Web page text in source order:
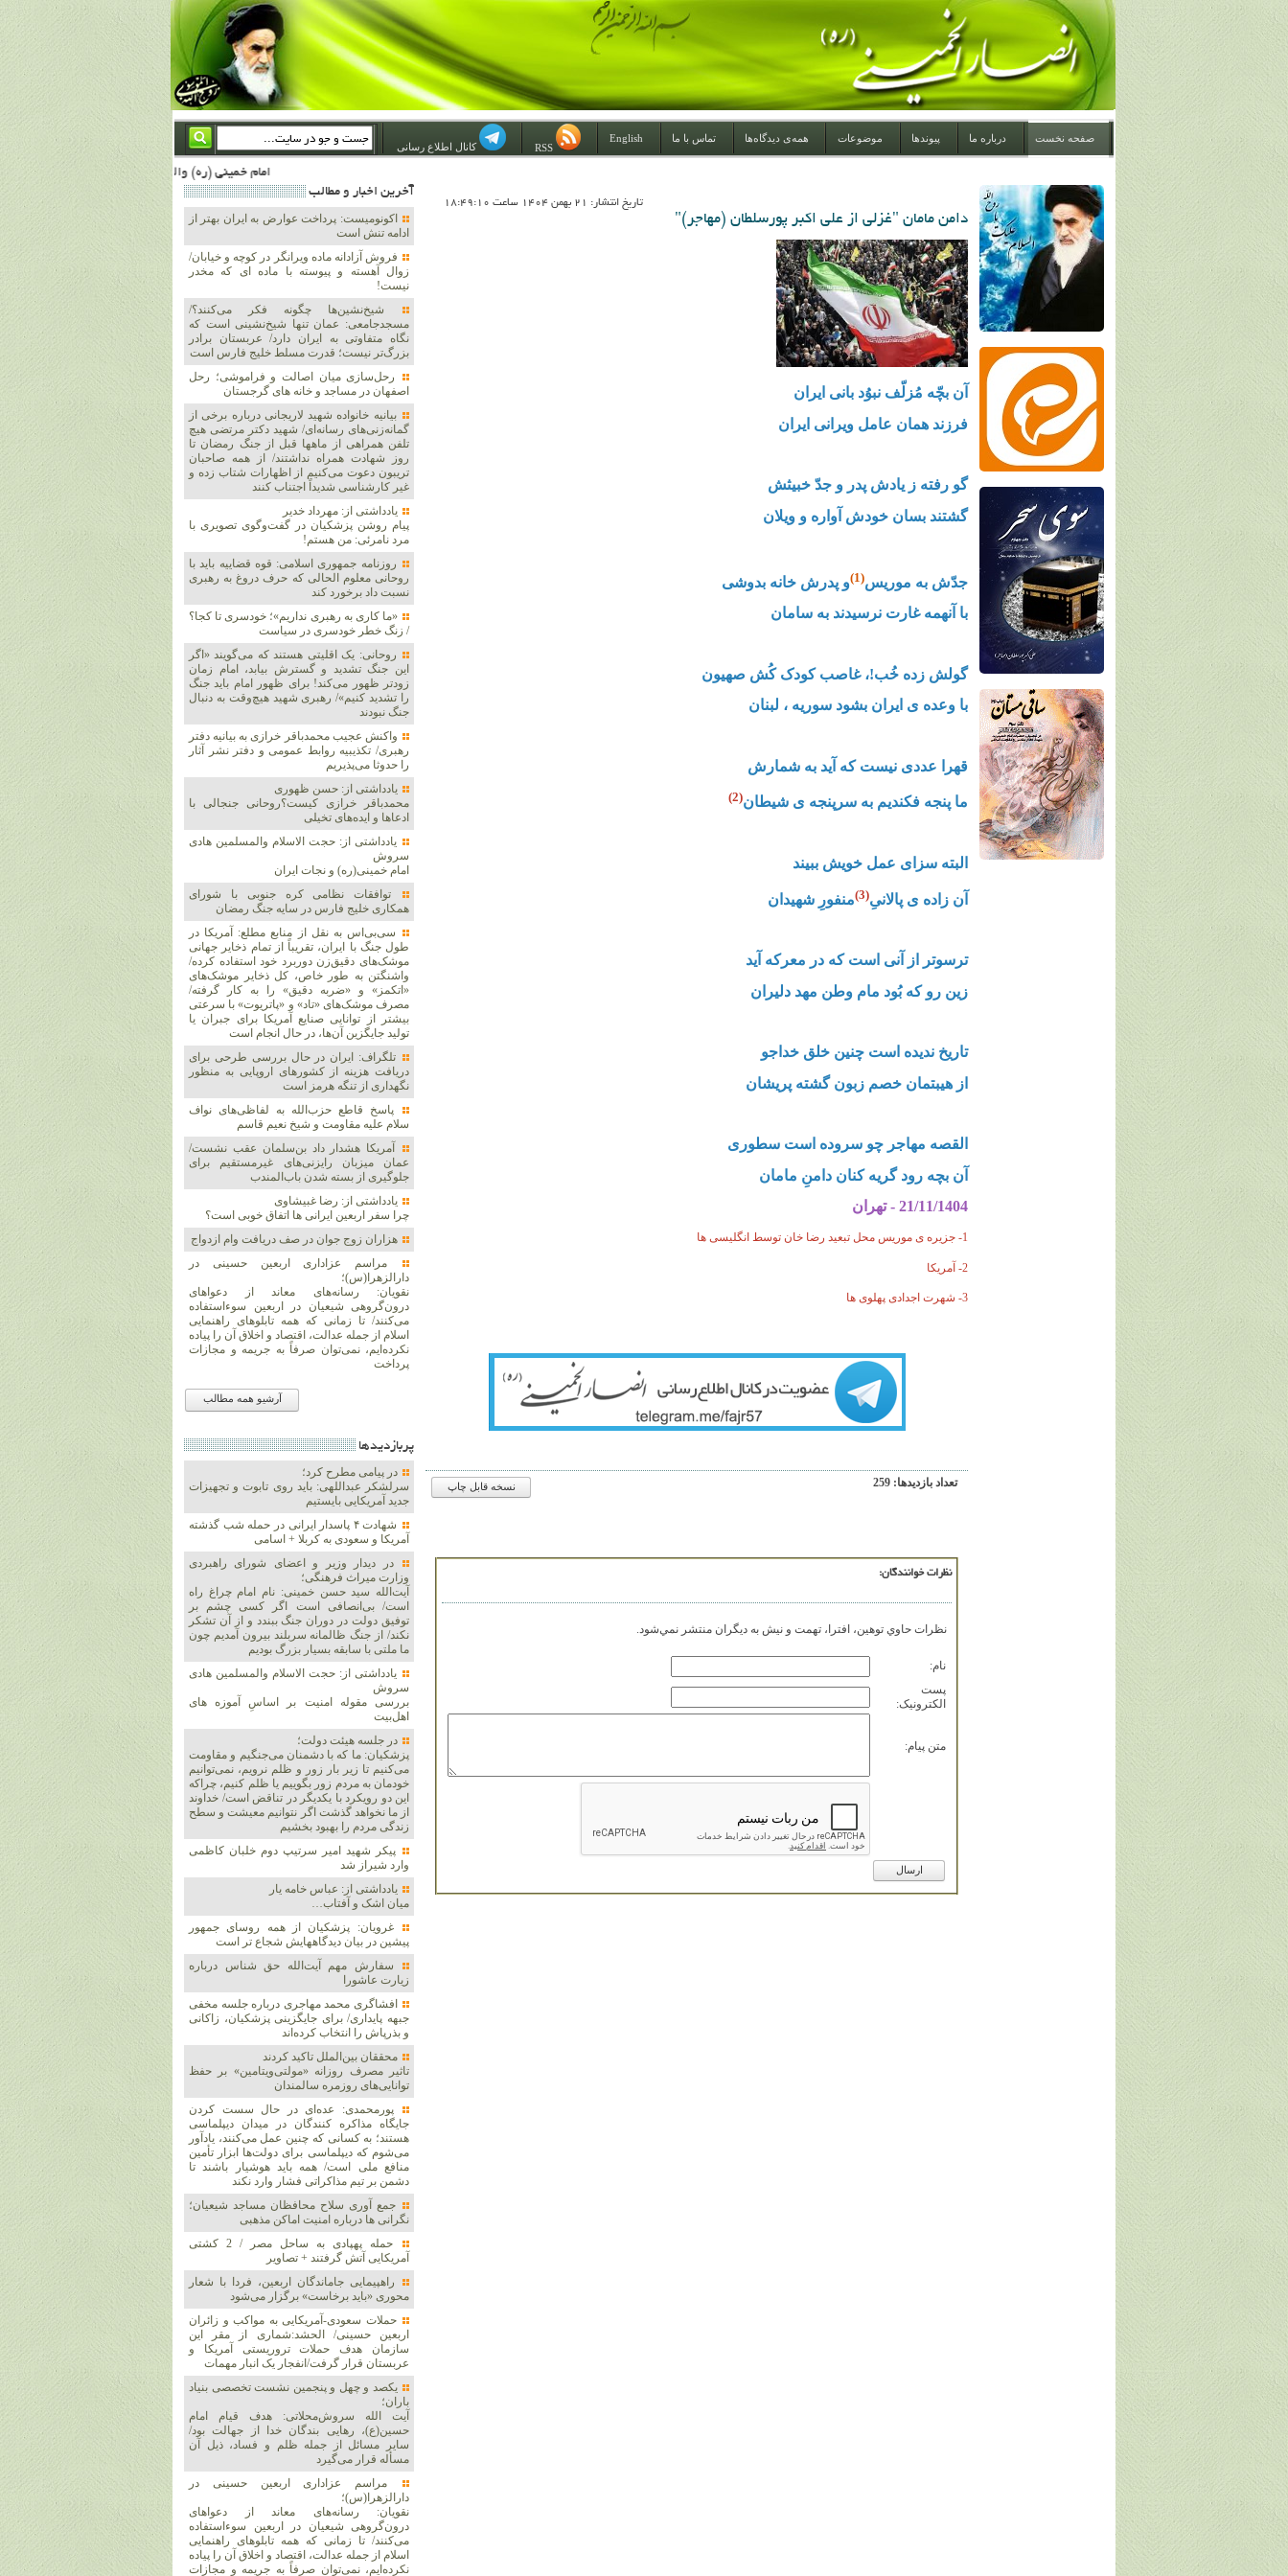
صفحه نخست درباره ما پیوندها موضوعات همه‌ی دیدگاه‌ها تماس با ما
English
کانال اطلاع رسانی
امام خمینی (ره) والله اسلام تمامش سیاست است؛ ***** امام شهید: به گفتار امام و کردار امام اهتمام بورزید ***** امام خمینی(ره): ان شاء الله ما اندوه دلمان را در وقت مناسب با انتقام از امریکا و آل سعود برطرف خواهیم ساخت و داغ و حسرت حلاوت این جنایت بزرگ را بر دلشان خواهیم نهاد 1367/4/29 ***** امام خمینی(رحمة الله علیه) : حکومت آل سعود، این وهابیهای پست بیخبر از خدا بسان خنجرند که همیشه از پشت در قلب مسلمانان فرو رفته‌اند 1366/5/12***** امام خمینی (ره) شهادت در راه خدا مسئله ای نیست که
تاريخ انتشار: 21 بهمن 1404 ساعت 18:49:10
دامن مامان "غزلی از علی اکبر پورسلطان (مهاجر)"
آن بچّه مُزلّف نبوُد بانی ایران
فرزند همان عامل ویرانی ایران
گو رفته ز یادش پدر و جدّ خبیثش
گشتند بسان خودش آواره و ویلان
جدّش به موریس(1)
و پدرش خانه بدوشی
با آنهمه غارت نرسیدند به سامان
گولش زده خُب!، غاصب کودک کُش صهیون
با وعده ی ایران بشود سوریه ، لبنان
قهرا عددی نیست که آید به شمارش
ما پنجه فکندیم به سرپنجه ی شیطان(2)
البته سزای عمل خویش ببیند
آن زاده ی پالانیِ(3) منفورِ شهیدان
ترسوتر از آنی است که در معرکه آید
زین رو که بُود مام وطن مهد دلیران
تاریخ ندیده است چنین خلق خداجو
از هیبتمان خصم زبون گشته پریشان
القصه مهاجر چو سروده است سطوری
آن بچه رود گریه کنان دامنِ مامان
21/11/1404 - تهران
1- جزیره ی موریس محل تبعید رضا خان توسط انگلیسی ها
2- آمریکا
3- شهرت اجدادی پهلوی ها
تعداد بازديدها: 259 نسخه قابل چاپ
نظرات خوانندگان:
نظرات حاوي توهين، افترا، تهمت و نيش به ديگران منتشر نمي‌شود.
نام:
پست
الکترونيک:
متن پيام:
آخرين اخبار و مطالب
اکونومیست: پرداخت عوارض به ایران بهتر از
ادامه تنش است
فروش آزادانه ماده ویرانگر در کوچه و خیابان/
زوال آهسته و پیوسته با ماده ای که مخدر
نیست!
شیخ‌نشین‌ها چگونه فکر می‌کنند؟/
مسجدجامعی: عمان تنها شیخ‌نشینی است که
نگاه متفاوتی به ایران دارد/ عربستان برادر
بزرگ‌تر نیست؛ قدرت مسلط خلیج فارس است
رحل‌سازی میان اصالت و فراموشی؛ رحل
اصفهان در مساجد و خانه های گرجستان
بیانیه خانواده شهید لاریجانی درباره برخی از
گمانه‌زنی‌های رسانه‌ای/ شهید دکتر مرتضی هیچ
تلفن همراهی از ماهها قبل از جنگ رمضان تا
روز شهادت همراه نداشتند/ از همه صاحبان
تریبون دعوت می‌کنیم از اظهارات شتاب زده و
غیر کارشناسی شدیداً اجتناب کنند
یادداشتی از: مهرداد خدیر
پیام روشن پزشکیان در گفت‌و‌گوی تصویری با
مرد نامرئی: من هستم!
روزنامه جمهوری اسلامی: قوه قضاییه باید با
روحانی معلوم الحالی که حرف دروغ به رهبری
نسبت داد برخورد کند
«ما کاری به رهبری نداریم»؛ خودسری تا کجا؟
/ زنگ خطر خودسری در سیاست
روحانی: یک اقلیتی هستند که می‌گویند «اگر
این جنگ تشدید و گسترش بیابد، امام زمان
زودتر ظهور می‌کند! برای ظهور امام باید جنگ
را تشدید کنیم»/ رهبری شهید هیچ‌وقت به دنبال
جنگ نبودند
واکنش عجیب محمدباقر خرازی به بیانیه دفتر
رهبری/ تکذیبیه روابط عمومی و دفتر نشر آثار
را حدوثا می‌پذیریم
یادداشتی از: حسن ظهوری
محمدباقر خرازی کیست؟روحانی جنجالی با
ادعاها و ایده‌های تخیلی
یادداشتی از: حجت الاسلام والمسلمین هادی
سروش
امام خمینی(ره) و نجات ایران
توافقات نظامی کره جنوبی با شورای
همکاری خلیج فارس در سایه جنگ رمضان
سی‌بی‌اس به نقل از منابع مطلع: آمریکا در
طول جنگ با ایران، تقریباً از تمام ذخایر جهانی
موشک‌های دقیق‌زن دوربرد خود استفاده کرده/
واشنگتن به طور خاص، کل ذخایر موشک‌های
«اتکمز» و «ضربه دقیق» را به کار گرفته/
مصرف موشک‌های «تاد» و «پاتریوت» با سرعتی
بیشتر از توانایی صنایع آمریکا برای جبران یا
تولید جایگزین آن‌ها، در حال انجام است
تلگراف: ایران در حال بررسی طرحی برای
دریافت هزینه از کشورهای اروپایی به منظور
نگهداری از تنگه هرمز است
پاسخ قاطع حزب‌الله به لفاظی‌های نواف
سلام علیه مقاومت و شیخ نعیم قاسم
آمریکا هشدار داد بن‌سلمان عقب نشست/
عمان میزبان رایزنی‌های غیرمستقیم برای
جلوگیری از بسته شدن باب‌المندب
یادداشتی از: رضا غبیشاوی
چرا سفر اربعین ایرانی ها اتفاق خوبی است؟
هزاران زوج‌ جوان در صف دریافت وام ازدواج
مراسم عزاداری اربعین حسینی در
دارالزهرا(س)؛
نقویان: رسانه‌های معاند از دعواهای
درون‌گروهی شیعیان در اربعین سوءاستفاده
می‌کنند/ تا زمانی که همه تابلوهای راهنمایی
اسلام از جمله عدالت، اقتصاد و اخلاق آن را پیاده
نکرده‌ایم، نمی‌توان صرفاً به جریمه و مجازات
پرداخت
آرشیو همه مطالب
پربازديدها
در پیامی مطرح کرد؛
سرلشکر عبداللهی: باید روی تابوت و تجهیزات
جدید آمریکایی بایستیم
شهادت ۴ پاسدار ایرانی در حمله شب گذشته
آمریکا و سعودی به کربلا + اسامی
در دیدار وزیر و اعضای شورای راهبردی
وزارت‌ میراث فرهنگی؛
آیت‌الله سید حسن خمینی: نام امام چراغ راه
است/ بی‌انصافی است‌ اگر کسی چشم بر
توفیق دولت‌ در دوران جنگ ببندد و از آن تشکر
نکند/ از جنگ ظالمانه سربلند بیرون آمدیم چون
ما ملتی با سابقه بسیار بزرگ بودیم
یادداشتی از: حجت الاسلام والمسلمین هادی
سروش
بررسی مقوله امنیت بر اساسِ آموزه های
اهل‌بیت
در جلسه هیئت دولت؛
پزشکیان: ما که با دشمنان می‌جنگیم و مقاومت
می‌کنیم تا زیر بار زور و ظلم نرویم، نمی‌توانیم
خودمان به مردم زور بگوییم یا ظلم کنیم، چراکه
این دو رویکرد با یکدیگر در تناقض است/ خداوند
از ما نخواهد گذشت اگر نتوانیم معیشت و سطح
زندگی مردم را بهبود بخشیم
پیکر شهید امیر سرتیپ دوم خلبان کاظمی
وارد شیراز شد
یادداشتی از: عباس خامه یار
میان اشک و آفتاب…
غرویان: پزشکیان از همه روسای جمهور
پیشین در بیان دیدگاههایش شجاع تر است
سفارش مهم آیت‌الله حق شناس درباره
زیارت عاشورا
افشاگری محمد مهاجری درباره جلسه مخفی
جبهه پایداری/ برای جایگزینی پزشکیان، زاکانی
و بذرپاش را انتخاب کرده‌اند
محققان بین‌الملل تاکید کردند
تاثیر مصرف روزانه «مولتی‌ویتامین» بر حفظ
توانایی‌های روزمره سالمندان
پورمحمدی: عده‌ای در حال سست کردن
جایگاه مذاکره کنندگان در میدان دیپلماسی
هستند؛ به کسانی که چنین عمل می‌کنند، یادآور
می‌شوم که دیپلماسی برای دولت‌ها ابزار تأمین
منافع ملی است/ همه باید هوشیار باشند تا
دشمن بر تیم مذاکراتی فشار وارد نکند
جمع آوری سلاح محافظان مساجد شیعیان؛
نگرانی ها درباره امنیت اماکن مذهبی
حمله پهپادی به ساحل مصر / 2 کشتی
آمریکایی آتش گرفتند + تصاویر
راهپیمایی جاماندگان اربعین، فردا با شعار
محوری «باید برخاست» برگزار می‌شود
حملات سعودی-آمریکایی به مواکب و زائران
اربعین حسینی/ الحشد:شماری از مقر این
سازمان هدف حملات تروریستی آمریکا و
عربستان قرار گرفت/انفجار یک انبار مهمات
یکصد و چهل و پنجمین نشست تخصصی بنیاد
باران؛
آیت الله سروش‌محلاتی: هدف قیام امام
حسین(ع)، رهایی بندگان خدا از جهالت بود/
سایر مسائل از جمله ظلم و فساد، ذیل آن
مسأله قرار می‌گیرد
مراسم عزاداری اربعین حسینی در
دارالزهرا(س)؛
نقویان: رسانه‌های معاند از دعواهای
درون‌گروهی شیعیان در اربعین سوءاستفاده
می‌کنند/ تا زمانی که همه تابلوهای راهنمایی
اسلام از جمله عدالت، اقتصاد و اخلاق آن را پیاده
نکرده‌ایم، نمی‌توان صرفاً به جریمه و مجازات